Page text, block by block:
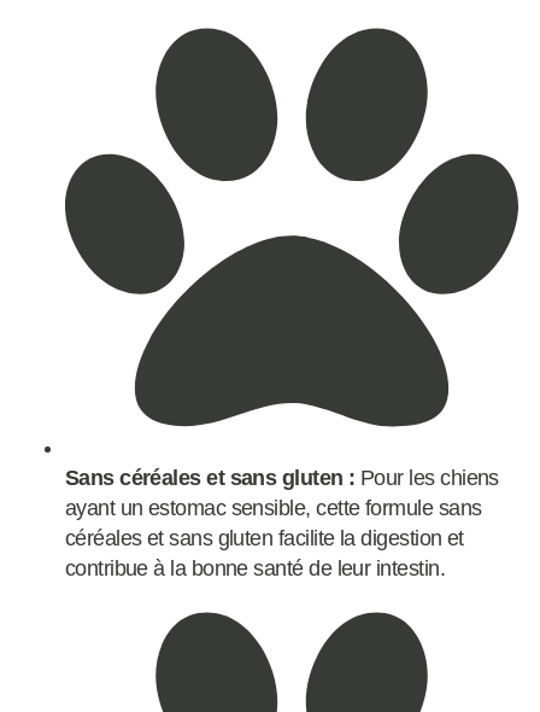
Sans céréales et sans gluten : Pour les chiens
ayant un estomac sensible, cette formule sans
céréales et sans gluten facilite la digestion et
contribue à la bonne santé de leur intestin.